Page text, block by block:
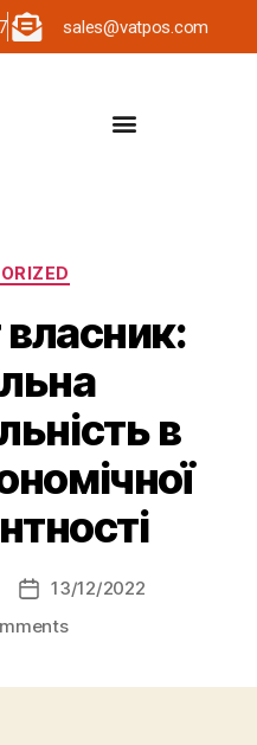
sales@vatpos.com
в
13/12/2022